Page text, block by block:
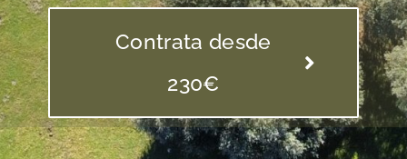
Contrata desde
230€